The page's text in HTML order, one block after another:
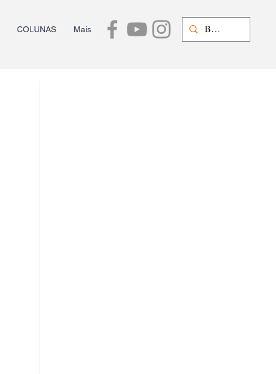
COLUNAS Mais